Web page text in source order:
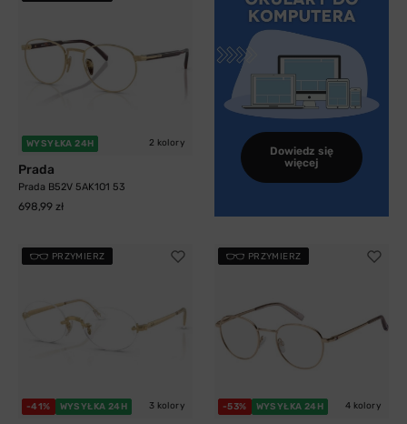
WYSYŁKA 24H 2 kolory
Prada
Prada B52V 5AK1O1 53
698,99 zł
Dowiedz się
więcej
PRZYMIERZ
-41% WYSYŁKA 24H 3 kolory
PRZYMIERZ
-53% WYSYŁKA 24H 4 kolory